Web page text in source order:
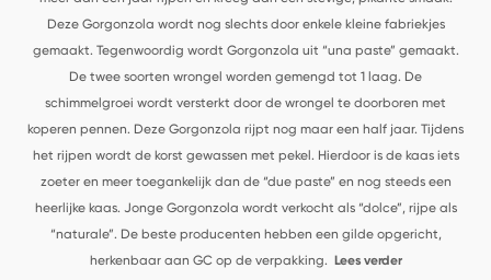
Deze Gorgonzola wordt nog slechts door enkele kleine fabriekjes
gemaakt. Tegenwoordig wordt Gorgonzola uit “una paste” gemaakt.
De twee soorten wrongel worden gemengd tot 1 laag. De
schimmelgroei wordt versterkt door de wrongel te doorboren met
koperen pennen. Deze Gorgonzola rijpt nog maar een half jaar. Tijdens
het rijpen wordt de korst gewassen met pekel. Hierdoor is de kaas iets
zoeter en meer toegankelijk dan de “due paste” en nog steeds een
heerlijke kaas. Jonge Gorgonzola wordt verkocht als “dolce”, rijpe als
“naturale”. De beste producenten hebben een gilde opgericht,
herkenbaar aan GC op de verpakking. Lees verder